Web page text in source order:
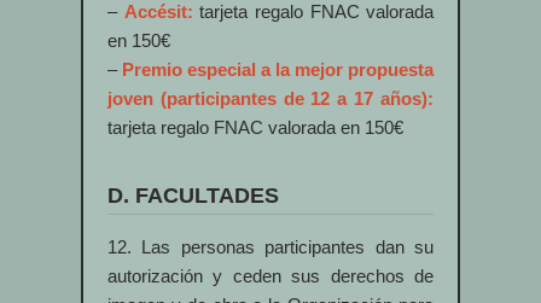
– Accésit: tarjeta regalo FNAC valorada
en 150€
– Premio especial a la mejor propuesta
joven (participantes de 12 a 17 años):
tarjeta regalo FNAC valorada en 150€
D. FACULTADES
12. Las personas participantes dan su
autorización y ceden sus derechos de